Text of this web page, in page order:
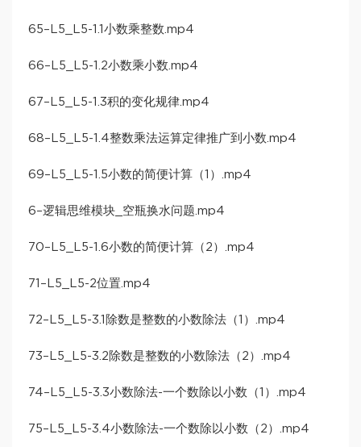
65–L5_L5-1.1小数乘整数.mp4
66–L5_L5-1.2小数乘小数.mp4
67–L5_L5-1.3积的变化规律.mp4
68–L5_L5-1.4整数乘法运算定律推广到小数.mp4
69–L5_L5-1.5小数的简便计算（1）.mp4
6–逻辑思维模块_空瓶换水问题.mp4
70–L5_L5-1.6小数的简便计算（2）.mp4
71–L5_L5-2位置.mp4
72–L5_L5-3.1除数是整数的小数除法（1）.mp4
73–L5_L5-3.2除数是整数的小数除法（2）.mp4
74–L5_L5-3.3小数除法-一个数除以小数（1）.mp4
75–L5_L5-3.4小数除法-一个数除以小数（2）.mp4